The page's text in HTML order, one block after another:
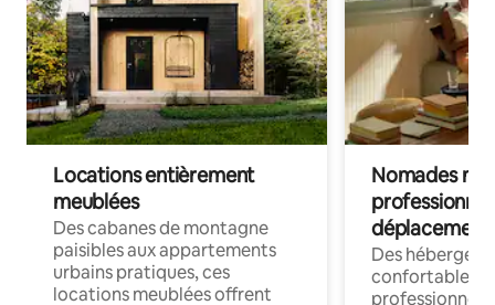
Locations entièrement
meublées
Des cabanes de montagne
paisibles aux appartements
urbains pratiques, ces
locations meublées offrent
Nomades
déplacement
Des
confortables
professionnels